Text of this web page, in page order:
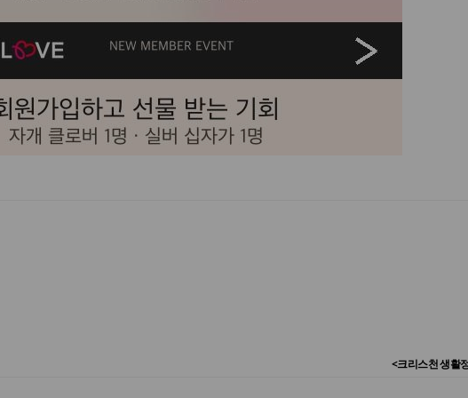
<크리스천 생활